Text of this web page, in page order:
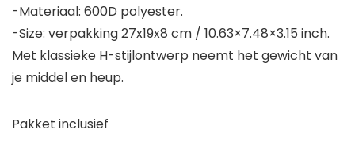
-Materiaal: 600D polyester.
-Size: verpakking 27x19x8 cm / 10.63×7.48×3.15 inch.
Met klassieke H-stijlontwerp neemt het gewicht van
je middel en heup.
Pakket inclusief